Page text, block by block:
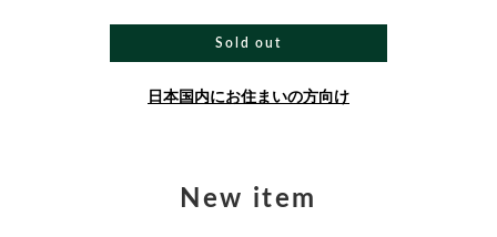
Sold out
日本国内にお住まいの方向け
New item